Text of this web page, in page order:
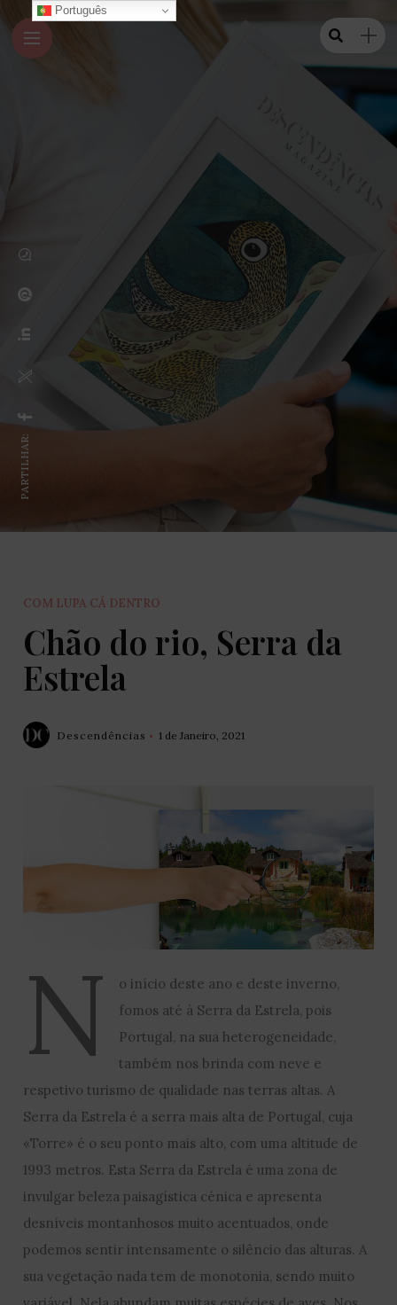
PARTILHAR:
COM LUPA CÁ DENTRO
Chão do rio, Serra da
Estrela
Descendências 1 de Janeiro, 2021
N
o início deste ano e deste inverno,
fomos até à Serra da Estrela, pois
Portugal, na sua heterogeneidade,
também nos brinda com neve e
respetivo turismo de qualidade nas terras altas. A
Serra da Estrela é a serra mais alta de Portugal, cuja
«Torre» é o seu ponto mais alto, com uma altitude de
1993 metros. Esta Serra da Estrela é uma zona de
invulgar beleza paisagística cénica e apresenta
desníveis montanhosos muito acentuados, onde
podemos sentir intensamente o silêncio das alturas. A
sua vegetação nada tem de monotonia, sendo muito
Português